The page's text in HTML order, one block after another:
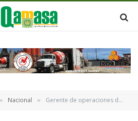
» Nacional » Gerente de operaciones de BoA dice que falló el motor de avión e investigan las causas